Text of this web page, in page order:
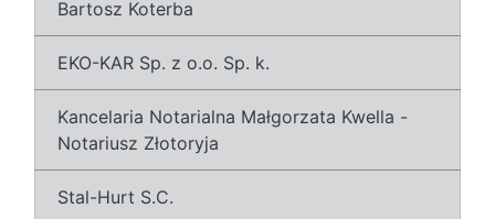
Bartosz Koterba
EKO-KAR Sp. z o.o. Sp. k.
Kancelaria Notarialna Małgorzata Kwella -
Notariusz Złotoryja
Stal-Hurt S.C.